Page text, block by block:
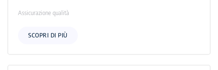
Assicurazione qualità
SCOPRI DI PIÙ